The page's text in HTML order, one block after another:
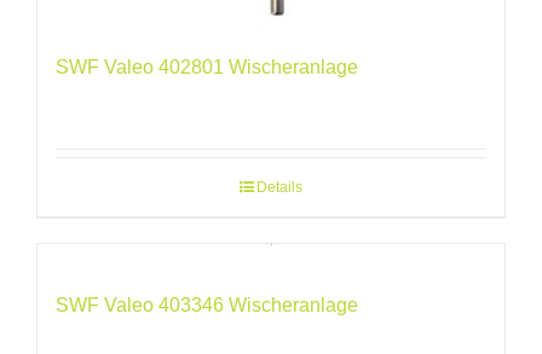
SWF Valeo 402801 Wischeranlage
Details
SWF Valeo 403346 Wischeranlage